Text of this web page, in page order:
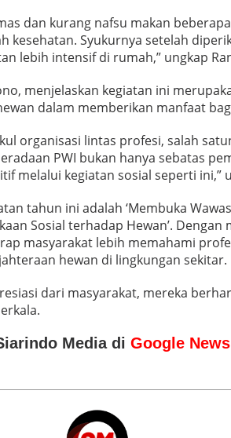
dan kurang nafsu makan
kesehatan. Syukurnya setelah
lebih intensif di rumah,” ungkap
menjelaskan kegiatan ini
dalam memberikan manfaat
organisasi lintas profesi, salah
PWI bukan hanya sebatas
melalui kegiatan sosial seperti ini,”
tahun ini adalah ‘Membuka
Sosial terhadap Hewan’. Dengan
masyarakat lebih memahami
hewan di lingkungan sekitar.
dari masyarakat, mereka
Media di Google News